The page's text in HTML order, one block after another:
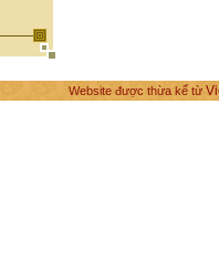
Website được thừa kế từ